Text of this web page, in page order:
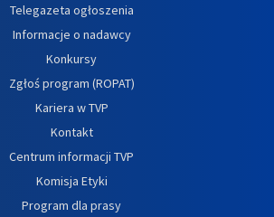
Telegazeta ogłoszenia
Informacje o nadawcy
Konkursy
Zgłoś program (ROPAT)
Kariera w TVP
Kontakt
Centrum informacji TVP
Komisja Etyki
Program dla prasy